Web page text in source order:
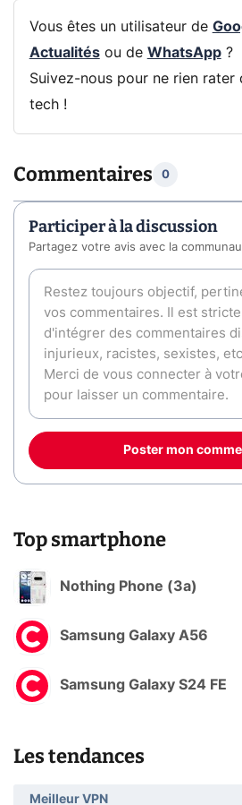
Vous êtes un utilisateur de
Actualitésou de WhatsApp?
Suivez-nous pour ne rien rater
tech !
Commentaires 0
Participer à la discussion
Partagez votre avis avec la
Poster mon
Top smartphone
Nothing Phone (3a)
Samsung Galaxy A56
Samsung Galaxy S24 FE
Les tendances
Meilleur VPN